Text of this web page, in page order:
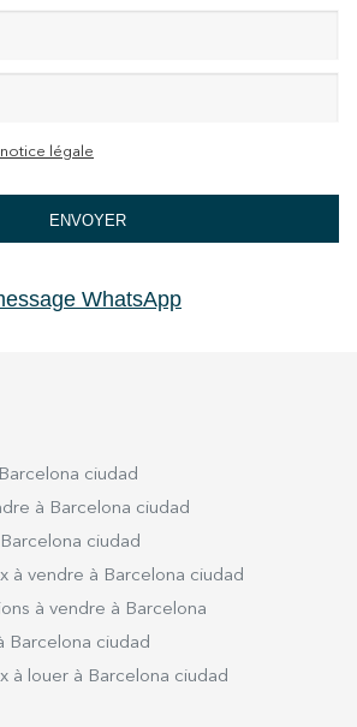
notice légale
ENVOYER
WhatsApp
ciudad
à Barcelona ciudad
ciudad
à vendre à Barcelona ciudad
à vendre à Barcelona
Barcelona ciudad
à louer à Barcelona ciudad